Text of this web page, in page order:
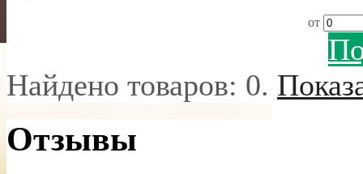
от
Найдено товаров: 0.
Отзывы